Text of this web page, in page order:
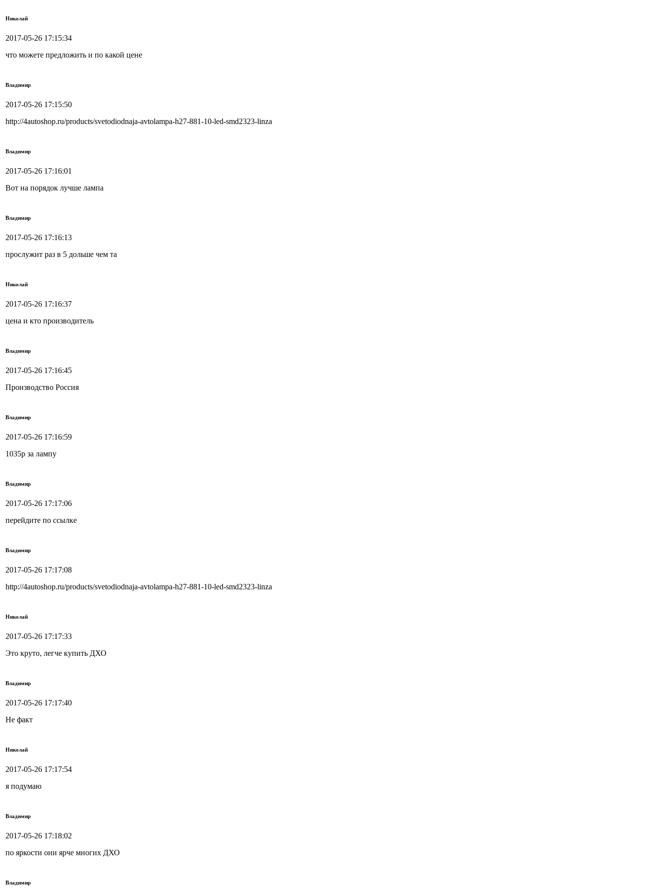
Николай
2017-05-26 17:15:34
что можете предложить и по какой цене
Владимир
2017-05-26 17:15:50
http://4autoshop.ru/products/svetodiodnaja-avtolampa-h27-881-10-led-smd2323-linza
Владимир
2017-05-26 17:16:01
Вот на порядок лучше лампа
Владимир
2017-05-26 17:16:13
прослужит раз в 5 дольше чем та
Николай
2017-05-26 17:16:37
цена и кто производитель
Владимир
2017-05-26 17:16:45
Производство Россия
Владимир
2017-05-26 17:16:59
1035р за лампу
Владимир
2017-05-26 17:17:06
перейдите по ссылке
Владимир
2017-05-26 17:17:08
http://4autoshop.ru/products/svetodiodnaja-avtolampa-h27-881-10-led-smd2323-linza
Николай
2017-05-26 17:17:33
Это круто, легче купить ДХО
Владимир
2017-05-26 17:17:40
Не факт
Николай
2017-05-26 17:17:54
я подумаю
Владимир
2017-05-26 17:18:02
по яркости они ярче многих ДХО
Владимир